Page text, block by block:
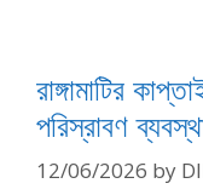
রাঙ্গামাটির
পরিস্রাবণ
12/06/2026 by